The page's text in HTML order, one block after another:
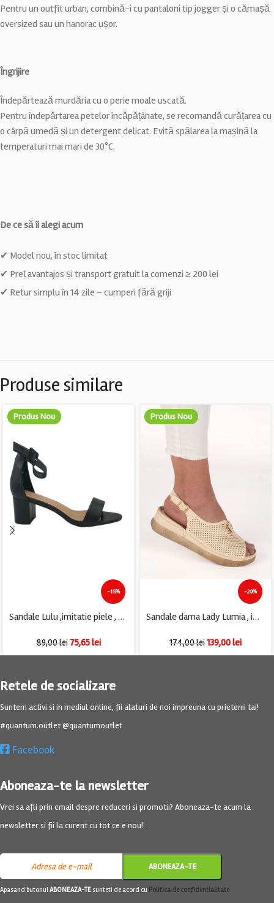
Pentru un outfit urban, combină-i cu pantaloni tip jogger și o cămașă
oversized sau un hanorac ușor.
Îngrijire
Îndepărtează murdăria cu o perie moale uscată.
Pentru îndepărtarea petelor încăpățânate, se recomandă curățarea cu
o cârpă umedă și un detergent delicat. Evită spălarea la mașină la
temperaturi mai mari de 30°C.
De ce să îi alegi acum
✔ Model nou, în stoc limitat
✔ Preț avantajos și transport gratuit la comenzi ≥ 200 lei
✔ Retur simplu în 14 zile – cumperi fără griji
Produse similare
Produs Nou
-15%
Sandale Lulu ,imitatie piele , negru
89,00lei 75,65lei
Produs Nou
-20%
Sandale dama Lady Lumia , imitatie de piele, bej
174,00lei139,00lei
Retele de socializare
Suntem activi si in mediul online, fii alaturi de noi impreuna cu prietenii tai!
#quantum.outlet @quantumoutlet
Facebook
Aboneaza-te la newsletter
Vrei sa afli prin email despre reduceri si promotii? Aboneaza-te acum la
newsletter si fii la curent cu tot ce e nou!
Apasand butonulABONEAZA-TE sunteti de acord cu Politica de confidentialitate